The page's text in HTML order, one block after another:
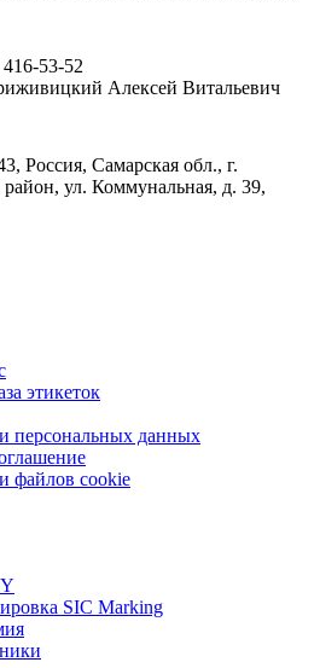
53-52
Алексей Витальевич
Россия, Самарская обл., г.
ул. Коммунальная, д. 39,
этикеток
персональных данных
файлов cookie
SIC Marking